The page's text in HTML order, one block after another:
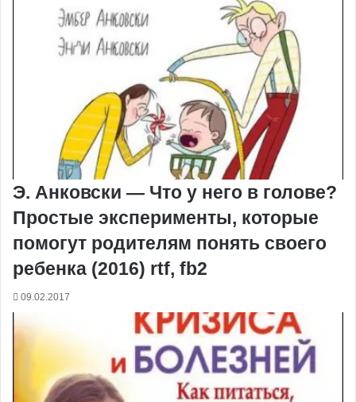
Э. Анковски — Что у него в голове?
Простые эксперименты, которые
помогут родителям понять своего
ребенка (2016) rtf, fb2
09.02.2017